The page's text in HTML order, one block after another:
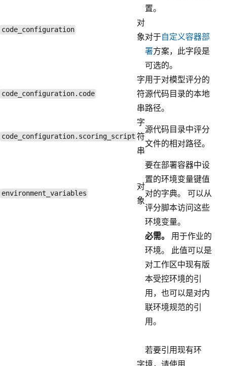
code_configuration
对
象
置。
对于自定义容器部
署方案，此字段是
可选的。
code_configuration.code
字
符
串
用于对模型评分的
源代码目录的本地
路径。
code_configuration.scoring_script
字
符
串
源代码目录中评分
文件的相对路径。
environment_variables
对
象
要在部署容器中设
置的环境变量键值
对的字典。 可以从
评分脚本访问这些
环境变量。
字
必需。
用于作业的
环境。 此值可以是
对工作区中现有版
本受控环境的引
用，也可以是对内
联环境规范的引
用。
若要引用现有环
境，请使用